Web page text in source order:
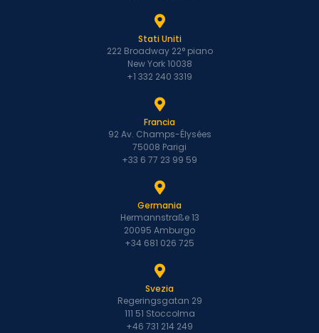
Stati Uniti
222 Broadway 22° piano
New York 10038
+1 332 240 3319
Francia
92 Av. Champs-Élysées
75008 Parigi
+33 6 77 23 99 59
Germania
Hermannstraße 13
20095 Amburgo
+34 681 026 725
Svezia
Regeringsgatan 29
111 51 Stoccolma
+46 731 214 249